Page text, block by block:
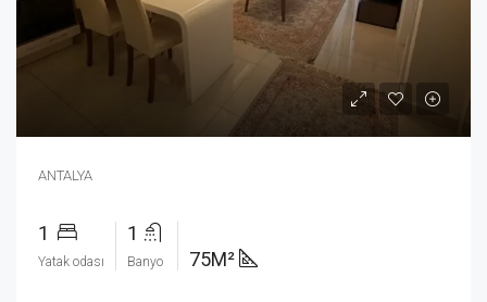
ANTALYA
1
Yatak odası
1
Banyo 75M²